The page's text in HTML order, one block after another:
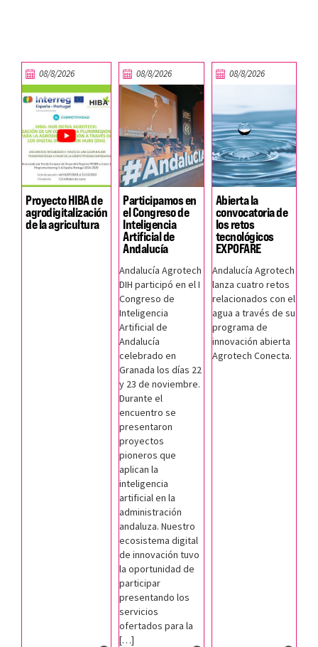
08/8/2026
Proyecto HIBA de
agrodigitalización
de la agricultura
08/8/2026
Participamos en
el Congreso de
Inteligencia
Artificial de
Andalucía
Andalucía Agrotech
DIH participó en el I
Congreso de
Inteligencia
Artificial de
Andalucía
celebrado en
Granada los días 22
y 23 de noviembre.
Durante el
encuentro se
presentaron
proyectos
pioneros que
aplican la
inteligencia
artificial en la
administración
andaluza. Nuestro
ecosistema digital
de innovación tuvo
la oportunidad de
participar
presentando los
servicios
ofertados para la
[…]
08/8/2026
Abierta la
convocatoria de
los retos
tecnológicos
EXPOFARE
Andalucía Agrotech
lanza cuatro retos
relacionados con el
agua a través de su
programa de
innovación abierta
Agrotech Conecta.